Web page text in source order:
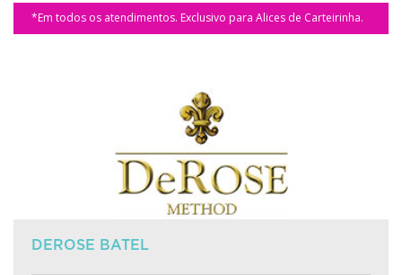
*Em todos os atendimentos. Exclusivo para Alices de Carteirinha.
DEROSE BATEL